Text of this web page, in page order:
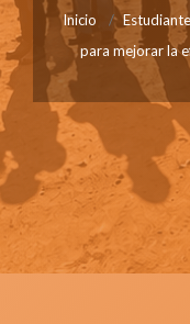
Inicio
para mejorar la